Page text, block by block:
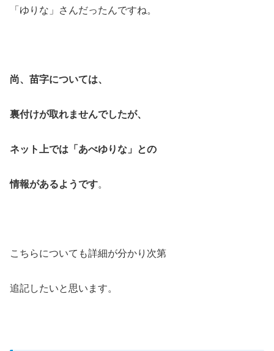
「ゆりな」さんだったんですね。
尚、苗字については、
裏付けが取れませんでしたが、
ネット上では「あべゆりな」との
情報があるようです。
こちらについても詳細が分かり次第
追記したいと思います。